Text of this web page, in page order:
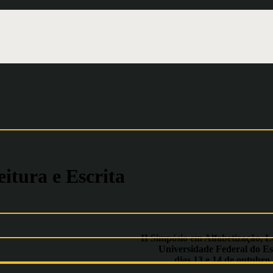
e Escrita
II Simpósio em Alfabetização,
Universidade Federal do
dias 13 e 14 de outubro